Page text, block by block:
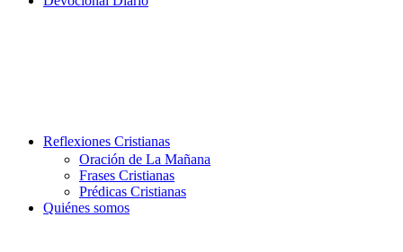
Reflexiones Cristianas
Oración de La Mañana
Frases Cristianas
Prédicas Cristianas
Quiénes somos